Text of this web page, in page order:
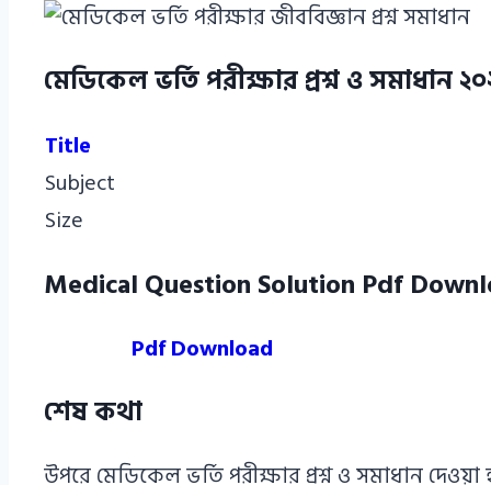
মেডিকেল ভর্তি পরীক্ষার প্রশ্ন ও সমাধান
Title
Subject
Size
Medical Question Solution Pdf
Pdf Download
শেষ কথা
উপরে মেডিকেল ভর্তি পরীক্ষার প্রশ্ন ও সমাধান